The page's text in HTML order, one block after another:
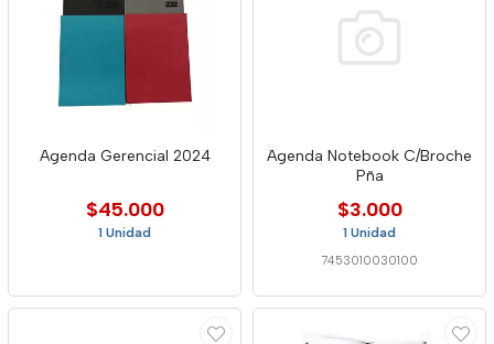
Agenda Gerencial 2024
$45.000
1 Unidad
Agenda Notebook C/Broche
Pña
$3.000
1 Unidad
7453010030100